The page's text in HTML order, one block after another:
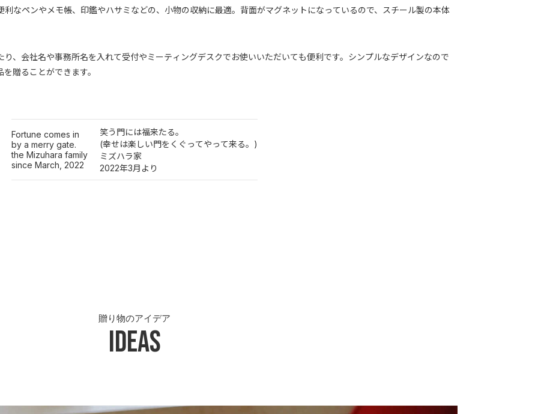
なペンやメモ帳、印鑑やハサミなどの、小物の収納に最適。背面がマグネットになっているので、スチール製の本体
、会社名や事務所名を入れて受付やミーティングデスクでお使いいただいても便利です。シンプルなデザインなので
贈ることができます。
Fortune comes in
by a merry gate.
the Mizuhara family
since March, 2022
笑う門には福来たる。
(幸せは楽しい門をくぐってやって来る。)
ミズハラ家
2022年3月より
Ideas
贈り物のアイデア